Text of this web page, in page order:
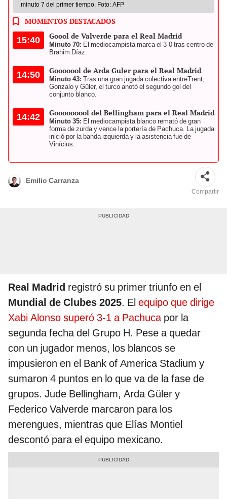
minuto 7 del primer tiempo. Foto: AFP
MOMENTOS DESTACADOS
15:40 Goool de Valverde para el Real Madrid
Minuto 70: El mediocampista marca el 3-0 tras centro de
Brahim Díaz.
14:50 Gooooool de Arda Guler para el Real Madrid
Minuto 43: Tras una gran jugada colectiva entreTrent,
Gonzalo y Güler, el turco anotó el segundo gol del
conjunto blanco.
14:42 Gooooooool del Bellingham para el Real Madrid
Minuto 35: El mediocampista blanco remató de gran
forma de zurda y vence la portería de Pachuca. La jugada
inició por la banda izquierda y la asistencia fue de
Vinícius.
Emilio Carranza
Compartir
Real Madrid registró su primer triunfo en el
Mundial de Clubes 2025. El equipo que dirige
Xabi Alonso superó 3-1 a Pachuca por la
segunda fecha del Grupo H. Pese a quedar
con un jugador menos, los blancos se
impusieron en el Bank of America Stadium y
sumaron 4 puntos en lo que va de la fase de
grupos. Jude Bellingham, Arda Güler y
Federico Valverde marcaron para los
merengues, mientras que Elías Montiel
descontó para el equipo mexicano.